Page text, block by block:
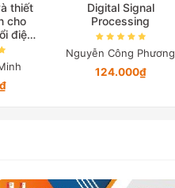
thiết
cho
điện
Digital Signal
Processing
Nguyễn Công Phương
124.000₫